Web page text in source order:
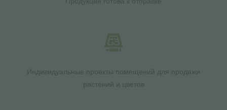
Индивидуальные проекты помещений для продажи
растений и цветов